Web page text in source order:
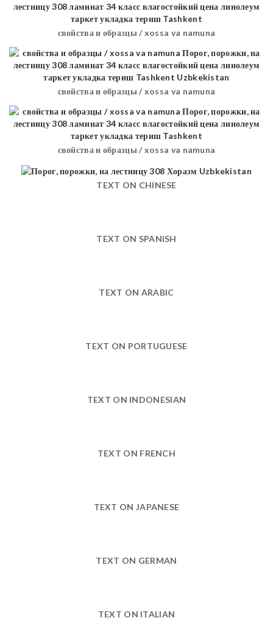
свойства и образцы / xossa va namuna
свойства и образцы / xossa va namuna
свойства и образцы / xossa va namuna
TEXT ON CHINESE
TEXT ON SPANISH
TEXT ON ARABIC
TEXT ON PORTUGUESE
TEXT ON INDONESIAN
TEXT ON FRENCH
TEXT ON JAPANESE
TEXT ON GERMAN
TEXT ON ITALIAN